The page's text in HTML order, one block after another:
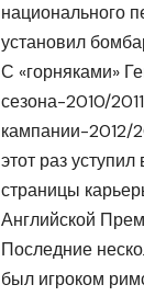
национального
установил
С «горняками»
сезона-2010/
кампании-2012/
этот раз
страницы
Английской
Последние
был игроком